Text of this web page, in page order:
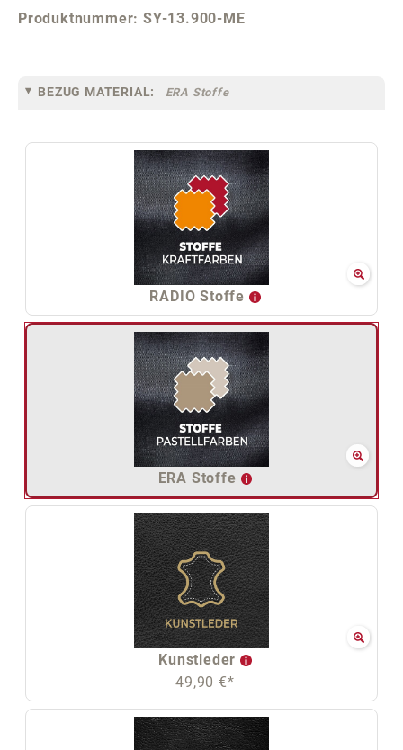
Produktnummer:SY-13.900-ME
BEZUG MATERIAL: ERA Stoffe
RADIO Stoffe
ERA Stoffe
Kunstleder
49,90 €*